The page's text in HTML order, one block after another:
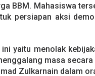
BBM. Mahasiswa
persiapan aksi
yaitu menolak
masa
Zulkarnain dalam